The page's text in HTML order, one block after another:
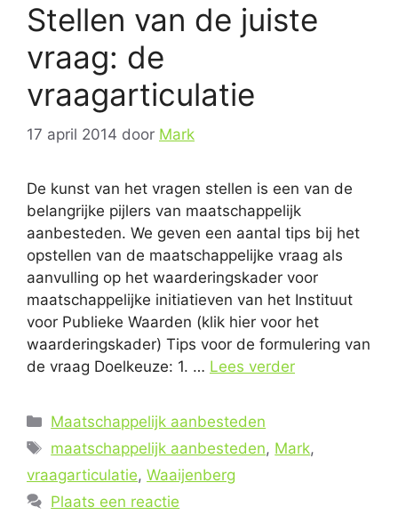
Stellen van de juiste
vraag: de
vraagarticulatie
17 april 2014 door Mark
De kunst van het vragen stellen is een van de
belangrijke pijlers van maatschappelijk
aanbesteden. We geven een aantal tips bij het
opstellen van de maatschappelijke vraag als
aanvulling op het waarderingskader voor
maatschappelijke initiatieven van het Instituut
voor Publieke Waarden (klik hier voor het
waarderingskader) Tips voor de formulering van
de vraag Doelkeuze: 1. … Lees verder
Categorieën
Maatschappelijk aanbesteden
Tags
maatschappelijk aanbesteden, Mark,
vraagarticulatie, Waaijenberg
Plaats een reactie